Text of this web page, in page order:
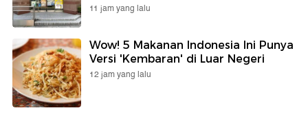
11 jam yang lalu
Wow! 5 Makanan Indonesia Ini Punya
Versi 'Kembaran' di Luar Negeri
12 jam yang lalu